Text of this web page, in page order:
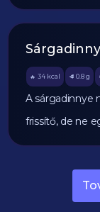
🔥 34 kcal 🥩 0.8g
A sárgadinnye
frissítő, de ne